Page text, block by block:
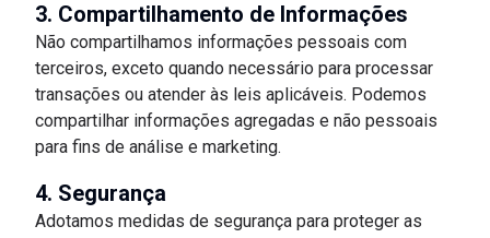
3. Compartilhamento de Informações
Não compartilhamos informações pessoais com
terceiros, exceto quando necessário para processar
transações ou atender às leis aplicáveis. Podemos
compartilhar informações agregadas e não pessoais
para fins de análise e marketing.
4. Segurança
Adotamos medidas de segurança para proteger as